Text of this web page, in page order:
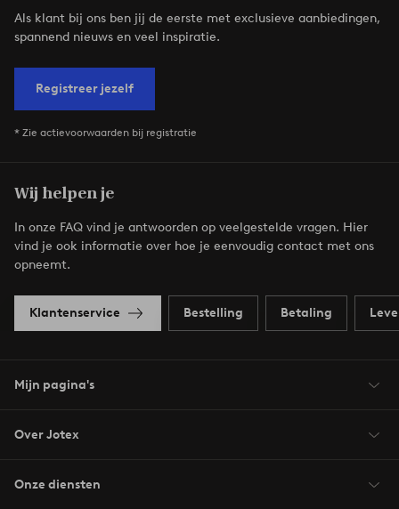
Als klant bij ons ben jij de eerste met exclusieve aanbiedingen,
spannend nieuws en veel inspiratie.
Registreer jezelf
* Zie actievoorwaarden bij registratie
Wij helpen je
In onze FAQ vind je antwoorden op veelgestelde vragen. Hier
vind je ook informatie over hoe je eenvoudig contact met ons
opneemt.
Klantenservice Bestelling Betaling
Mijn pagina's
Over Jotex
Onze diensten